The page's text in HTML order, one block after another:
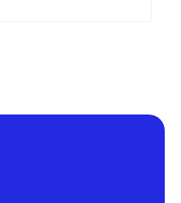
mm määrä